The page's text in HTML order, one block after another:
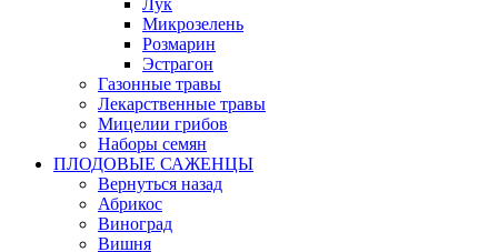
Микрозелень
Розмарин
Эстрагон
Газонные травы
Лекарственные травы
Мицелии грибов
Наборы семян
ПЛОДОВЫЕ САЖЕНЦЫ
Вернуться назад
Абрикос
Виноград
Вишня